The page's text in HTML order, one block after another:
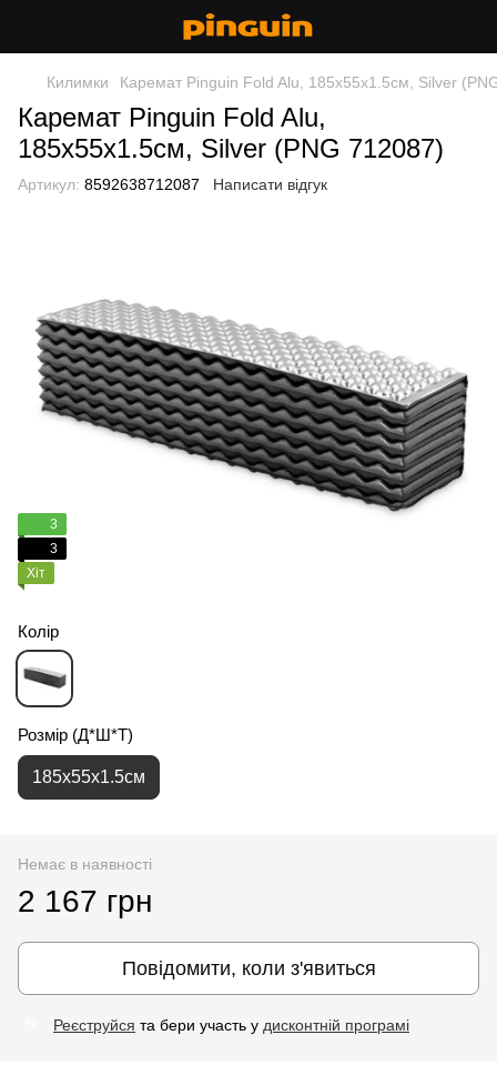
Килимки Каремат Pinguin Fold Alu, 185x55x1.5см, Silver
Каремат Pinguin Fold Alu,
185x55x1.5см, Silver (PNG 712087)
Артикул: 8592638712087 Написати відгук
3
3
Хіт
Колір
Розмір (Д*Ш*Т)
185x55x1.5см
Немає в наявності
2 167 грн
Повідомити, коли з'явиться
Реєструйся та бери участь у дисконтній програмі